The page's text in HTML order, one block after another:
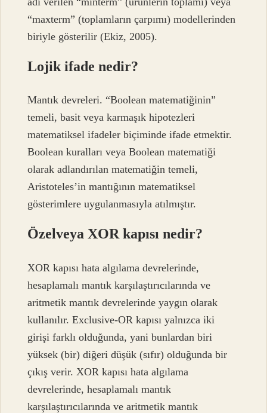
“maxterm” (toplamların çarpımı) modellerinden
biriyle gösterilir (Ekiz, 2005).
Lojik ifade nedir?
Mantık devreleri. “Boolean matematiğinin”
temeli, basit veya karmaşık hipotezleri
matematiksel ifadeler biçiminde ifade etmektir.
Boolean kuralları veya Boolean matematiği
olarak adlandırılan matematiğin temeli,
Aristoteles’in mantığının matematiksel
gösterimlere uygulanmasıyla atılmıştır.
Özelveya XOR kapısı nedir?
XOR kapısı hata algılama devrelerinde,
hesaplamalı mantık karşılaştırıcılarında ve
aritmetik mantık devrelerinde yaygın olarak
kullanılır. Exclusive-OR kapısı yalnızca iki
girişi farklı olduğunda, yani bunlardan biri
yüksek (bir) diğeri düşük (sıfır) olduğunda bir
çıkış verir. XOR kapısı hata algılama
devrelerinde, hesaplamalı mantık
karşılaştırıcılarında ve aritmetik mantık